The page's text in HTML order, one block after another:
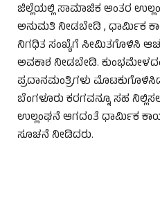
ಜಿಲ್ಲೆಯಲ್ಲಿ ಸಾಮಾಜಿಕ ಅಂತರ
ಅನುಮತಿ ನೀಡಬೇಡಿ , ಧಾರ್ಮಿಕ
ನಿಗಧಿತ ಸಂಖ್ಯೆಗೆ ಸೀಮಿತಗೊಳಿಸಿ
ಅವಕಾಶ ನೀಡಬೇಡಿ.
ಪ್ರದಾನಮಂತ್ರಿಗಳು
ಬೆಂಗಳೂರು ಕರಗವನ್ನೂ ಸಹ
ಉಲ್ಲಂಘನೆ ಆಗದಂತೆ ಧಾರ್ಮಿಕ
ಸೂಚನೆ ನೀಡಿದರು.